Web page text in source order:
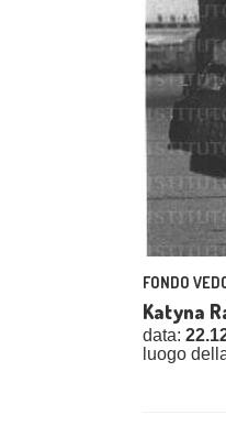
FONDO
Katyna
data:
luogo